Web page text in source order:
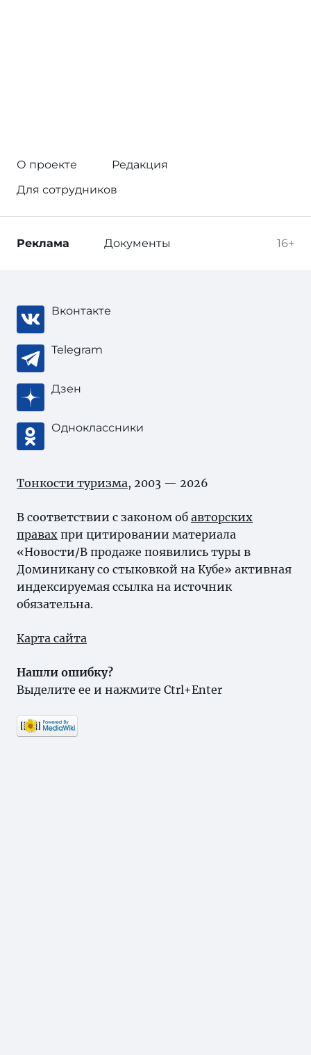
О проекте
Редакция
Для сотрудников
16+
Реклама Документы
Вконтакте
Telegram
Дзен
Одноклассники
Тонкости туризма, 2003 — 2026
В соответствии с законом об авторских
правах при цитировании материала
«Новости/В продаже появились туры в
Доминикану со стыковкой на Кубе» активная
индексируемая ссылка на источник
обязательна.
Карта сайта
Нашли ошибку?
Выделите ее и нажмите Ctrl+Enter